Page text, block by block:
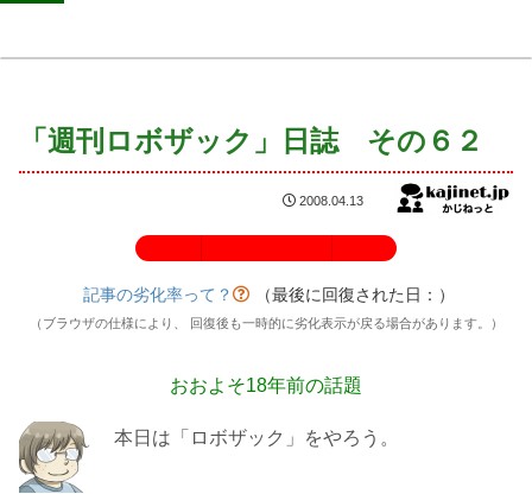
「週刊ロボザック」日誌 その６２
2008.04.13
記事の劣化率って？ （最後に回復された日： ）
（ブラウザの仕様により、 回復後も一時的に劣化表示が戻る場合があります。）
おおよそ18年前の話題
本日は「ロボザック」をやろう。